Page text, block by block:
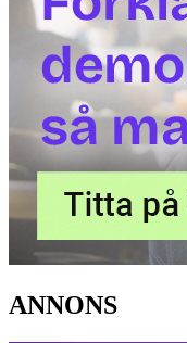
ANNONS